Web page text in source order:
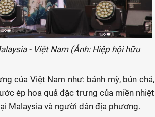
- Việt Nam (Ảnh: Hiệp hội hữu
của Việt Nam như: bánh mỳ, bún chả,
ép hoa quả đặc trưng của miền nhiệt
Malaysia và người dân địa phương.